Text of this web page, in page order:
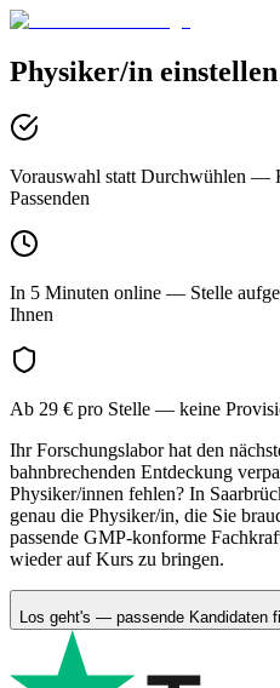
Physiker/in
Vorauswahl statt Durchwühlen —
Passenden
In 5 Minuten online — Stelle
Ihnen
Ab 29 € pro Stelle — keine
Ihr Forschungslabor hat den
bahnbrechenden Entdeckung
Physiker/innen fehlen? In
genau die Physiker/in, die Sie
passende GMP-konforme
wieder auf Kurs zu bringen.
Los geht's — passende Kandidaten